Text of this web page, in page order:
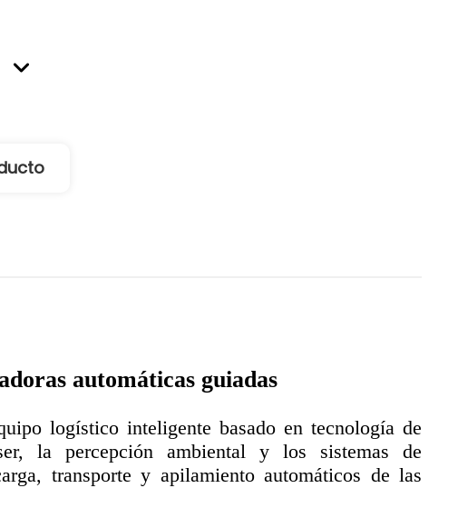
automáticas guiadas
logístico inteligente basado en tecnología de
la percepción ambiental y los sistemas de
transporte y apilamiento automáticos de las